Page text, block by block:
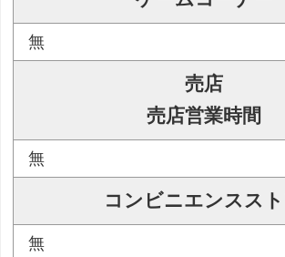
無
売店
売店営業時間
無
コンビニエンスス
無